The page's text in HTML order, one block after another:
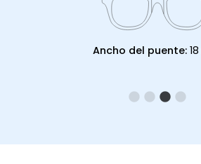
Ancho del puente: